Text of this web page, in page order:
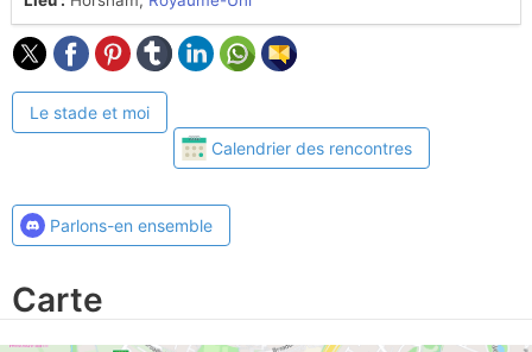
Le stade et moi
Calendrier des rencontres
Parlons-en ensemble
Carte